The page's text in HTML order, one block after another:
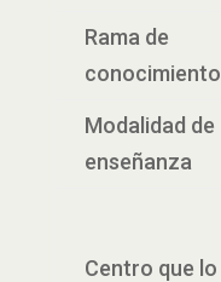
Rama de
conocimiento
Modalidad de
enseñanza
Centro que lo